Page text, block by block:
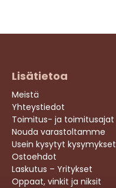
Lisätietoa
Meistä
Yhteystiedot
Toimitus- ja toimitusajat
Nouda varastoltamme
Usein kysytyt kysymykset
Ostoehdot
Laskutus – Yritykset
Oppaat, vinkit ja niksit